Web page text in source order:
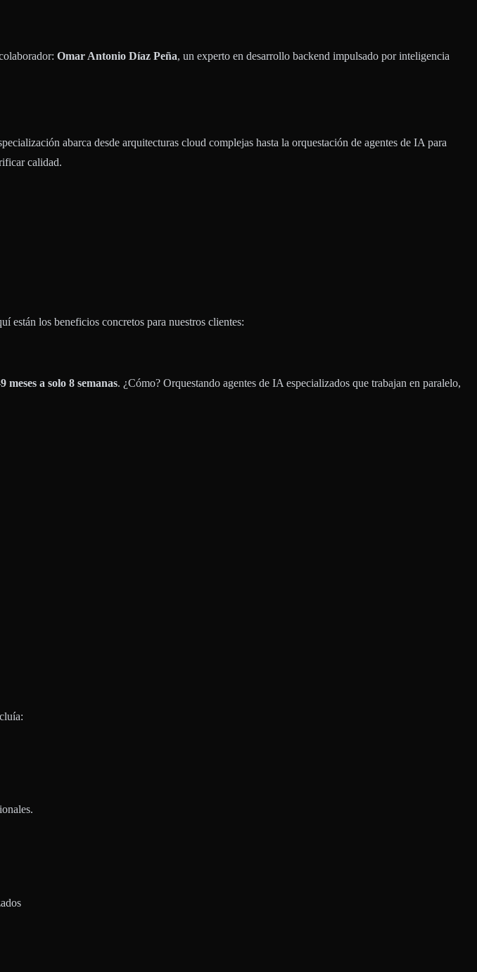
Omar Antonio Díaz Peña, un experto en desarrollo backend impulsado por inteligencia
abarca desde arquitecturas cloud complejas hasta la orquestación de agentes de IA para
calidad.
están los beneficios concretos para nuestros clientes:
meses a solo 8 semanas. ¿Cómo? Orquestando agentes de IA especializados que trabajan en paralelo,